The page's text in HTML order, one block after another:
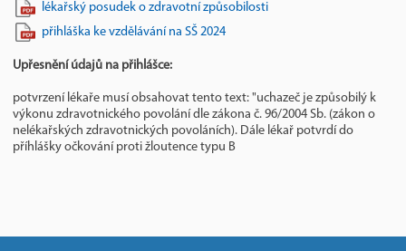
lékařský posudek o zdravotní způsobilosti
přihláška ke vzdělávání na SŠ 2024
Upřesnění údajů na přihlášce:
potvrzení lékaře musí obsahovat tento text: "uchazeč je způsobilý k
výkonu zdravotnického povolání dle zákona č. 96/2004 Sb. (zákon o
nelékařských zdravotnických povoláních). Dále lékař potvrdí do
příhlášky očkování proti žloutence typu B